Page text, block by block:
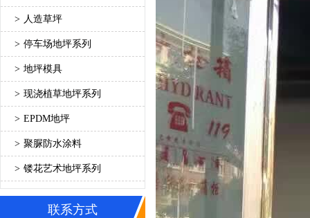
> 人造草坪
> 停车场地坪系列
> 地坪模具
> 现浇植草地坪系列
> EPDM地坪
> 聚脲防水涂料
> 镂花艺术地坪系列
联系方式